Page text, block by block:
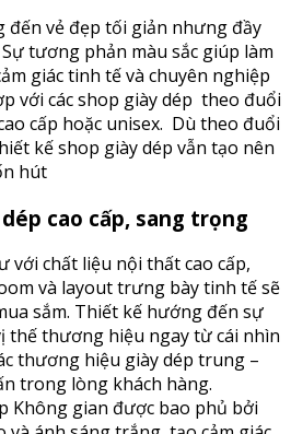
đến vẻ đẹp tối giản nhưng đầy
tương phản màu sắc giúp làm
giác tinh tế và chuyên nghiệp
với các shop giày dép theo đuổi
cấp hoặc unisex. Dù theo đuổi
kế shop giày dép vẫn tạo nên
hút
cao cấp, sang trọng
với chất liệu nội thất cao cấp,
và layout trưng bày tinh tế sẽ
sắm. Thiết kế hướng đến sự
thế thương hiệu ngay từ cái nhìn
thương hiệu giày dép trung –
trong lòng khách hàng.
Không gian được bao phủ bởi